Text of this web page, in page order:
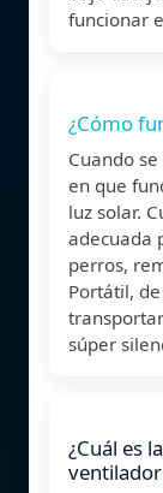
funcionar
¿Cómo
Cuando
en que
luz solar.
adecuada
perros,
Portátil,
súper
¿Cuál es